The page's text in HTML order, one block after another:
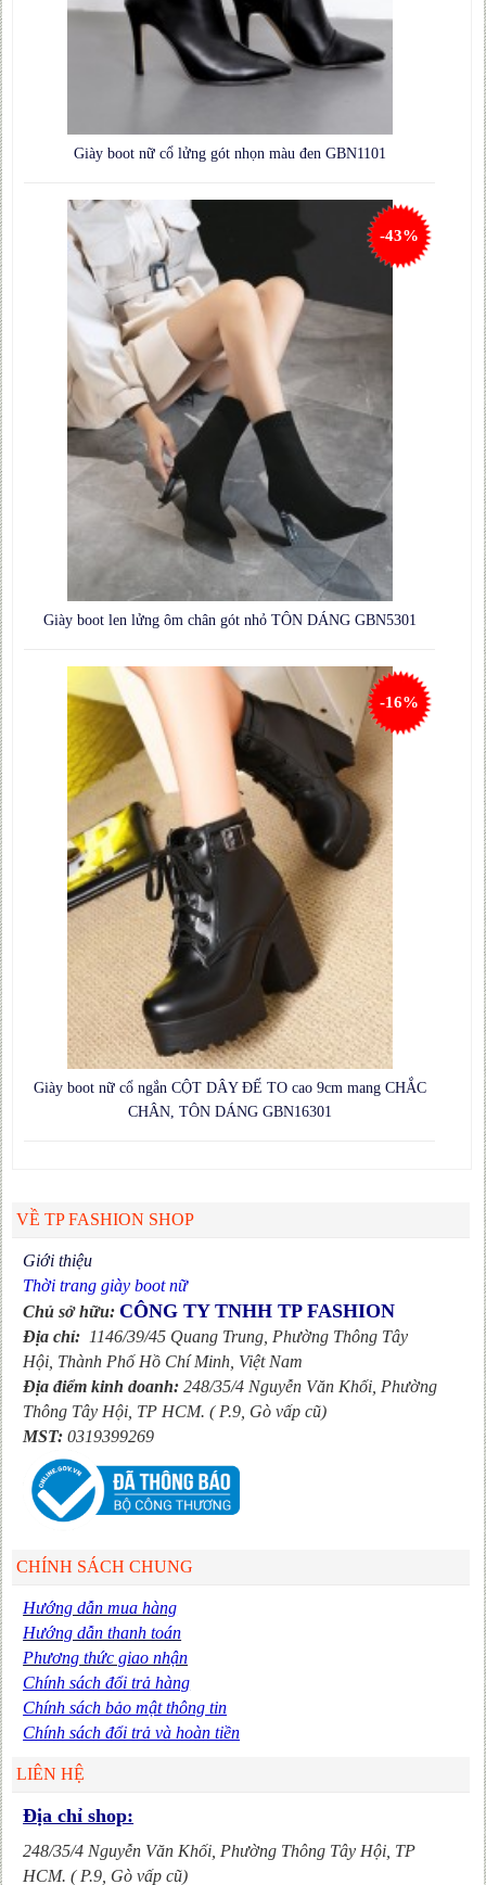
Giày boot nữ cổ lửng gót nhọn màu đen GBN1101
Giày boot len lửng ôm chân gót nhỏ TÔN DÁNG GBN5301
-43%
Giày boot nữ cổ ngắn CỘT DÂY ĐẾ TO cao 9cm mang CHẮC
CHÂN, TÔN DÁNG GBN16301
-16%
VỀ TP FASHION SHOP
Giới thiệu
Thời trang giày boot nữ
Chủ sở hữu: CÔNG TY TNHH TP FASHION
Địa chỉ: 1146/39/45 Quang Trung, Phường Thông Tây
Hội, Thành Phố Hồ Chí Minh, Việt Nam
Địa điểm kinh doanh:248/35/4 Nguyễn Văn Khối, Phường
Thông Tây Hội, TP HCM. ( P.9, Gò vấp cũ)
MST:0319399269
CHÍNH SÁCH CHUNG
Hướng dẫn mua hàng
Hướng dẫn thanh toán
Phương thức giao nhận
Chính sách đổi trả hàng
Chính sách bảo mật thông tin
Chính sách đổi trả và hoàn tiền
LIÊN HỆ
Địa chỉ shop:
248/35/4 Nguyễn Văn Khối, Phường Thông Tây Hội, TP
HCM. ( P.9, Gò vấp cũ)